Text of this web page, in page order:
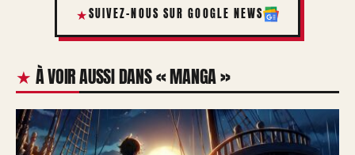
SUIVEZ-NOUS SUR GOOGLE NEWS
À VOIR AUSSI DANS « MANGA »